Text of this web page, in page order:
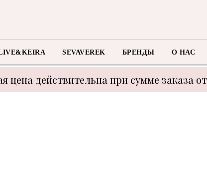
SEVAVEREK БРЕНДЫ О НАС
цена действительна при сумме заказа
техническими моментами цену уточнять